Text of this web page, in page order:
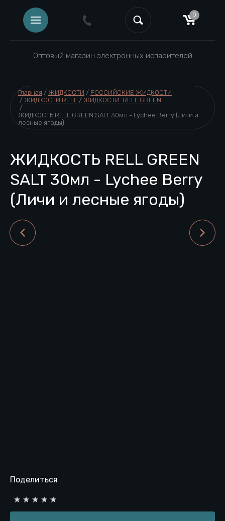
0
Оптовый магазин электронных испарителей
Главная / ЖИДКОСТИ / РОССИЙСКИЕ ЖИДКОСТИ
/ ЖИДКОСТИ RELL / ЖИДКОСТИ  RELL GREEN
/
ЖИДКОСТЬ RELL GREEN SALT 30мл - Lychee Berry (Личи и
лесные ягоды)
ЖИДКОСТЬ RELL GREEN
SALT 30мл - Lychee Berry
(Личи и лесные ягоды)
Поделиться